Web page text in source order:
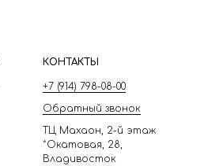
КОНТАКТЫ
+7 (914) 798-08-00
Обратный звонок
ТЦ Махаон, 2-й этаж
*Окатовая, 28,
Владивосток